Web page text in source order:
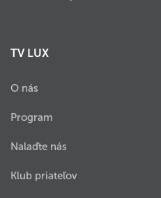
TV LUX
O nás
Program
Nalaďte nás
Klub priateľov